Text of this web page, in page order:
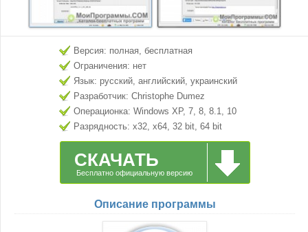
Версия: полная, бесплатная
Ограничения: нет
Язык: русский, английский, украинский
Разработчик: Christophe Dumez
Операционка: Windows XP, 7, 8, 8.1, 10
Разрядность: x32, x64, 32 bit, 64 bit
СКАЧАТЬ
Бесплатно официальную версию
Описание программы